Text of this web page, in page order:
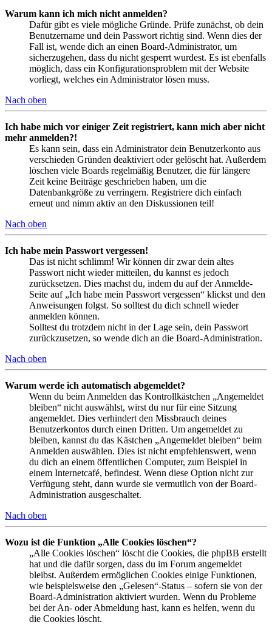
Warum kann ich mich nicht anmelden?
Dafür gibt es viele mögliche Gründe. Prüfe zunächst, ob dein
Benutzername und dein Passwort richtig sind. Wenn dies der
Fall ist, wende dich an einen Board-Administrator, um
sicherzugehen, dass du nicht gesperrt wurdest. Es ist ebenfalls
möglich, dass ein Konfigurationsproblem mit der Website
vorliegt, welches ein Administrator lösen muss.
Nach oben
Ich habe mich vor einiger Zeit registriert, kann mich aber nicht
mehr anmelden?!
Es kann sein, dass ein Administrator dein Benutzerkonto aus
verschieden Gründen deaktiviert oder gelöscht hat. Außerdem
löschen viele Boards regelmäßig Benutzer, die für längere
Zeit keine Beiträge geschrieben haben, um die
Datenbankgröße zu verringern. Registriere dich einfach
erneut und nimm aktiv an den Diskussionen teil!
Nach oben
Ich habe mein Passwort vergessen!
Das ist nicht schlimm! Wir können dir zwar dein altes
Passwort nicht wieder mitteilen, du kannst es jedoch
zurücksetzen. Dies machst du, indem du auf der Anmelde-
Seite auf „Ich habe mein Passwort vergessen“ klickst und den
Anweisungen folgst. So solltest du dich schnell wieder
anmelden können.
Solltest du trotzdem nicht in der Lage sein, dein Passwort
zurückzusetzen, so wende dich an die Board-Administration.
Nach oben
Warum werde ich automatisch abgemeldet?
Wenn du beim Anmelden das Kontrollkästchen „Angemeldet
bleiben“ nicht auswählst, wirst du nur für eine Sitzung
angemeldet. Dies verhindert den Missbrauch deines
Benutzerkontos durch einen Dritten. Um angemeldet zu
bleiben, kannst du das Kästchen „Angemeldet bleiben“ beim
Anmelden auswählen. Dies ist nicht empfehlenswert, wenn
du dich an einem öffentlichen Computer, zum Beispiel in
einem Internetcafé, befindest. Wenn diese Option nicht zur
Verfügung steht, dann wurde sie vermutlich von der Board-
Administration ausgeschaltet.
Nach oben
Wozu ist die Funktion „Alle Cookies löschen“?
„Alle Cookies löschen“ löscht die Cookies, die phpBB erstellt
hat und die dafür sorgen, dass du im Forum angemeldet
bleibst. Außerdem ermöglichen Cookies einige Funktionen,
wie beispielsweise den „Gelesen“-Status – sofern sie von der
Board-Administration aktiviert wurden. Wenn du Probleme
bei der An- oder Abmeldung hast, kann es helfen, wenn du
die Cookies löscht.